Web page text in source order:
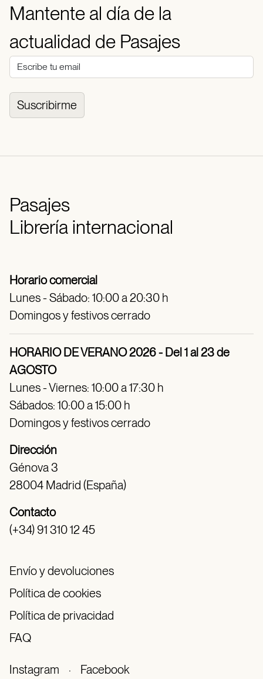
Mantente al día de la
actualidad de Pasajes
Suscribirme
Pasajes
Librería internacional
Horario comercial
Lunes - Sábado: 10:00 a 20:30 h
Domingos y festivos cerrado
HORARIO DE VERANO 2026 - Del 1 al 23 de
AGOSTO
Lunes - Viernes: 10:00 a 17:30 h
Sábados: 10:00 a 15:00 h
Domingos y festivos cerrado
Dirección
Génova 3
28004 Madrid (España)
Contacto
(+34) 91 310 12 45
Envío y devoluciones
Política de cookies
Política de privacidad
FAQ
Instagram · Facebook